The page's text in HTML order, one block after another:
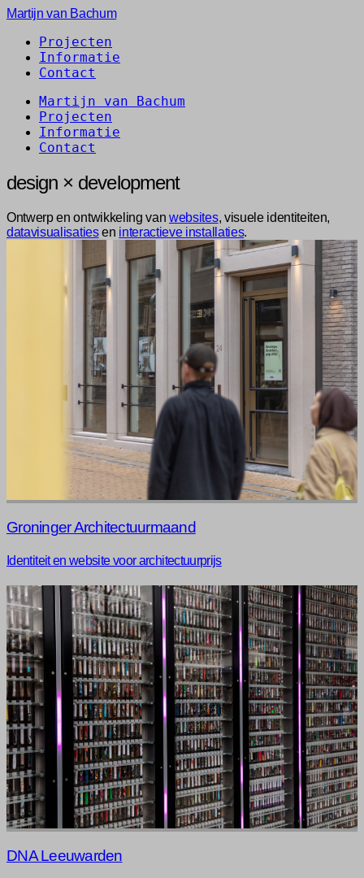
Martijn van Bachum
Projecten
Informatie
Contact
Martijn van Bachum
Projecten
Informatie
Contact
design × development
Ontwerp en ontwikkeling vanwebsites, visuele identiteiten,
datavisualisatiesen interactieve installaties.
Groninger Architectuurmaand
Identiteit en website voor architectuurprijs
DNA Leeuwarden